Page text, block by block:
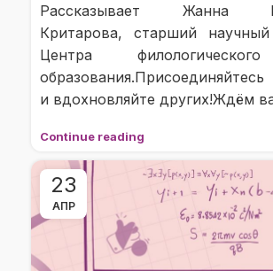
Рассказывает Жанна
Критарова, старший
Центра
образования.
и вдохновляйте других!Ждём
Continue reading
23
АПР